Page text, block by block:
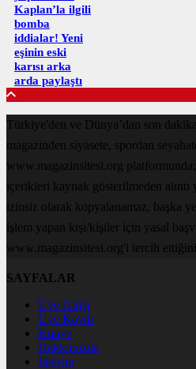
Kaplan’la ilgili
bomba
iddialar! Yeni
eşinin eski
karısı arka
arda paylaştı
Türkiye'den ve Dünya’dan son
magazinden siyasete, spordan
www.magazinsitesi.org
içerikleri kaynak gösterilmeden alıntı
izinsiz olarak kopyalanamaz, başka
işlem yapan kişi/kişiler için yasal
www.magazinsitesi.org'i tercih
SAYFALAR
Üye Girişi
Üye Kaydı
Künye
Hakkımızda
İletişim